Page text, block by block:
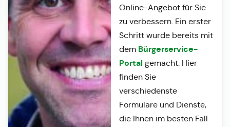
Online-Angebot für Sie
zu verbessern. Ein erster
Schritt wurde bereits mit
dem Bürgerservice-
Portalgemacht. Hier
finden Sie
verschiedenste
Formulare und Dienste,
die Ihnen im besten Fall